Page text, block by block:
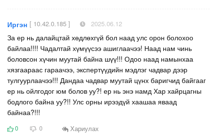
Иргэн [ 10.42.0.185 ] 2025.06.12
За ер нь далайцтай хөдлөхгүй бол наад улс орон болохоо
байлаа!!!! Чадалтай хүмүүсээ ашиглаачээ! Наад нам чинь
боловсон хүчин муутай байна шүү!!! Одоо наад намынхаа
хязгаараас гараачээ, экспертүүдийн мэдлэг чадвар дээр
тулгуурлаачээ!!! Дандаа чадвар муутай цүнх баригчид байгааг
ер нь ойлгодог юм болов уу?! ер нь энэ намд Хар хайрцагны
бодлого байна уу?!! Улс орны ирээдүй хаашаа яваад
байнаа?!!!
0 0 Хариулах